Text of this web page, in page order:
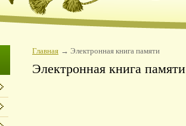
Главная Электронная книга памяти
Электронная книга памяти